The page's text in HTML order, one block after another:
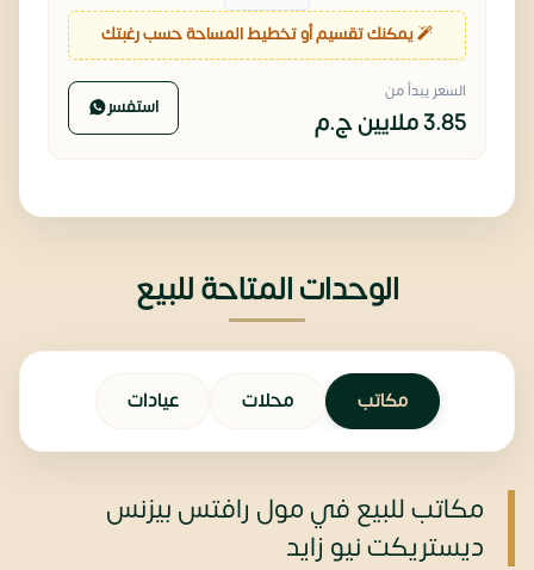
يمكنك تقسيم أو تخطيط المساحة حسب رغبتك
السعر يبدأ من
3.85 ملايين ج.م استفسر
الوحدات المتاحة للبيع
مكاتب محلات عيادات
مكاتب للبيع في مول رافتس بيزنس
ديستريكت نيو زايد